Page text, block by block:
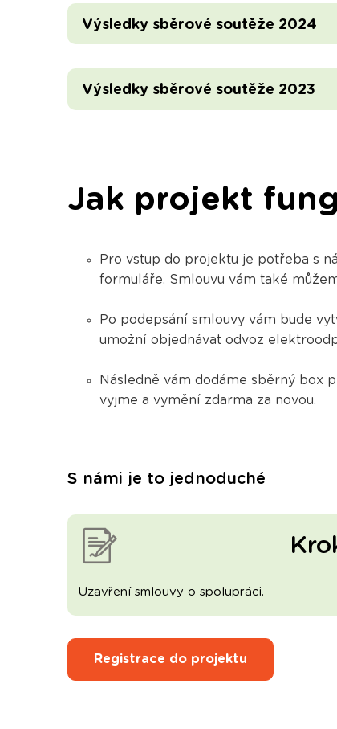
Výsledky sběrové soutěže 2024
Výsledky sběrové soutěže 2023
Jak projekt
Pro vstup do projektu je potřeba s
formuláře. Smlouvu vám také
Po podepsání smlouvy vám bude
umožní objednávat odvoz
Následně vám dodáme sběrný box
vyjme a vymění zdarma za novou.
S námi je to jednoduché
Uzavření smlouvy o spolupráci.
Registrace do projektu